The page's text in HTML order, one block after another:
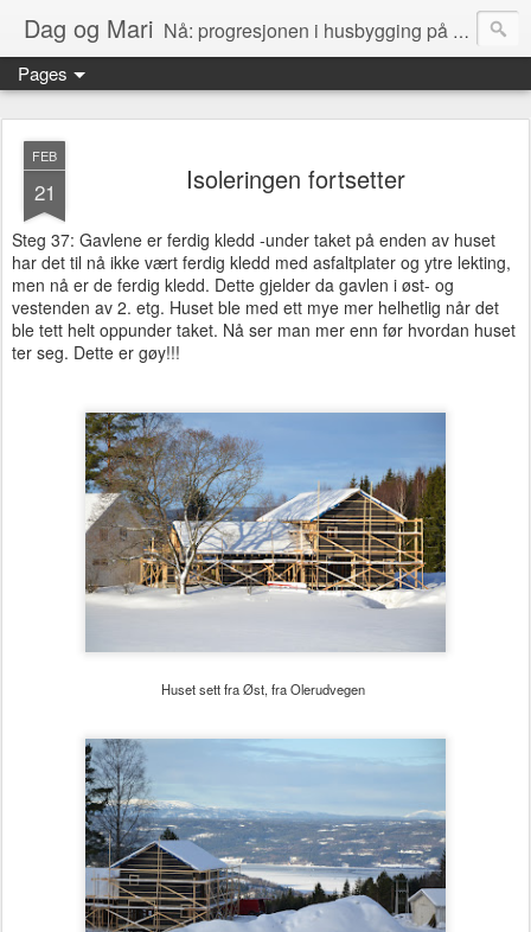
Dag og Mari Nå: progresjonen i husbygging på Olerud gård!
Pages
FEB
21 Isoleringen fortsetter
Steg 37: Gavlene er ferdig kledd -under taket på enden av huset
har det til nå ikke vært ferdig kledd med asfaltplater og ytre lekting,
men nå er de ferdig kledd. Dette gjelder da gavlen i øst- og
vestenden av 2. etg. Huset ble med ett mye mer helhetlig når det
ble tett helt oppunder taket. Nå ser man mer enn før hvordan huset
ter seg. Dette er gøy!!!
Huset sett fra Øst, fra Olerudvegen